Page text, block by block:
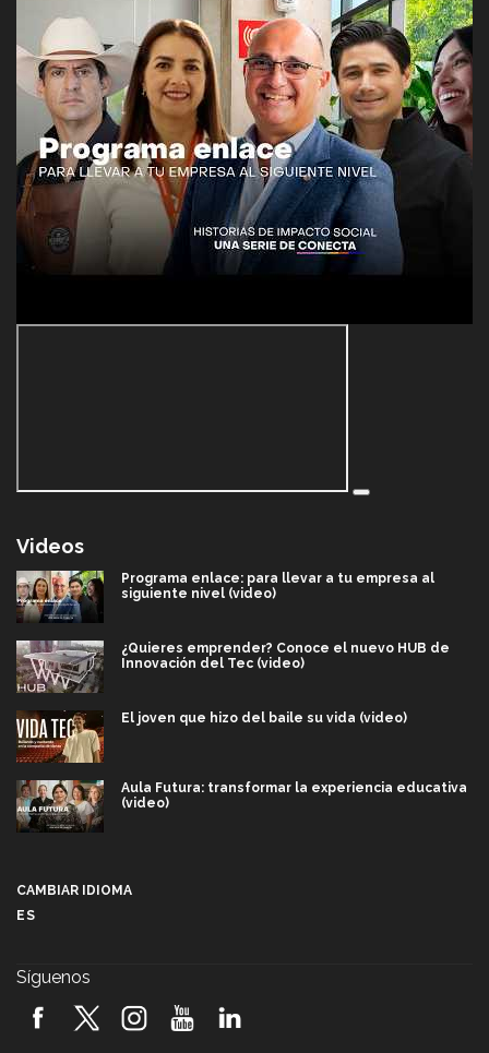
Videos
Programa enlace: para llevar a tu empresa al
siguiente nivel (video)
¿Quieres emprender? Conoce el nuevo HUB de
Innovación del Tec (video)
El joven que hizo del baile su vida (video)
Aula Futura: transformar la experiencia educativa
(video)
2026! (video)
CAMBIAR IDIOMA
ES
Síguenos